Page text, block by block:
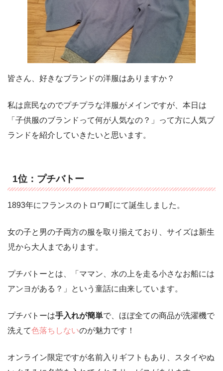
皆さん、好きなブランドの洋服はありますか？
私は庶民なのでプチプラな洋服がメインですが、本日は
「子供服のブランドって何が人気なの？」って方に人気ブ
ランドを紹介していきたいと思います。
1位：プチバトー
1893年にフランスのトロワ町にて誕生しました。
女の子と男の子両方の服を取り揃えており、サイズは新生
児から大人まであります。
プチバトーとは、「ママン、水の上を走る小さなお船には
アンヨがある？」という童話に由来しています。
プチバトーは手入れが簡単で、ほぼ全ての商品が洗濯機で
洗えて色落ちしないのが魅力です！
オンライン限定ですが名前入りギフトもあり、スタイやぬ